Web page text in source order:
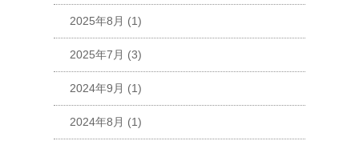
2025年8月 (1)
2025年7月 (3)
2024年9月 (1)
2024年8月 (1)